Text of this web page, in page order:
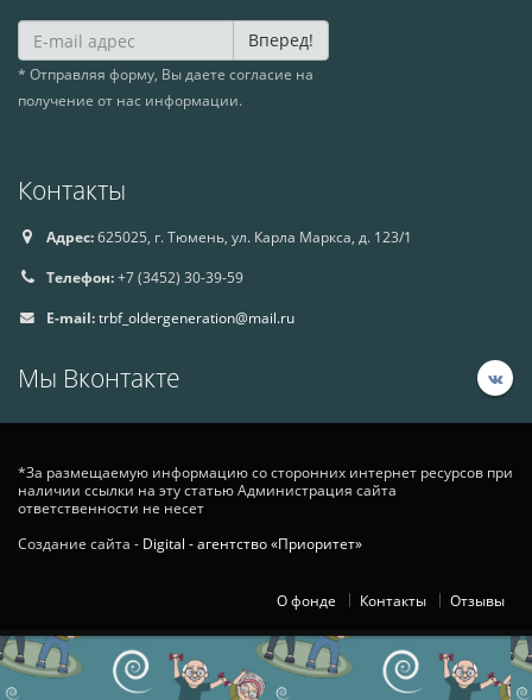
Вперед!
* Отправляя форму, Вы даете согласие на
получение от нас информации.
Контакты
Адрес:625025, г. Тюмень, ул. Карла Маркса, д. 123/1
Телефон:+7 (3452) 30-39-59
E-mail:trbf_oldergeneration@mail.ru
Мы Вконтакте
*За размещаемую информацию со сторонних интернет ресурсов при
наличии ссылки на эту статью Администрация сайта
ответственности не несет
Создание сайта - Digital - агентство «Приоритет»
О фонде Контакты Отзывы